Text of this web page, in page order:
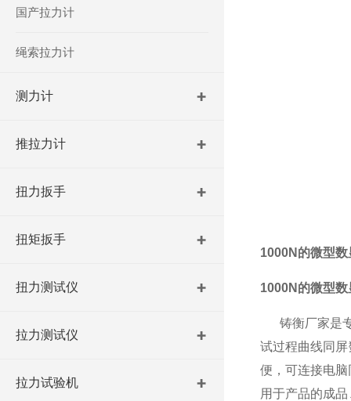
国产拉力计
绳索拉力计
测力计
推拉力计
扭力扳手
扭矩扳手
扭力测试仪
拉力测试仪
拉力试验机
1000N的微型
1000N的微型数
铸衡厂家是
试过程曲线同
便，可连接电
用于产品的成